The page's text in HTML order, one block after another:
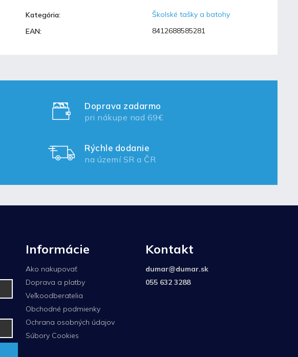
Kategória:
Školské tašky a batohy
EAN: 8412688585281
Doprava zadarmo
pri nákupe nad 69€
Rýchle dodanie
na území SR a ČR
Informácie
Ako nakupovať
Doprava a platby
Veľkoodberatelia
Obchodné podmienky
Ochrana osobných údajov
Súbory Cookies
Kontakt
dumar@dumar.sk
055 632 3288